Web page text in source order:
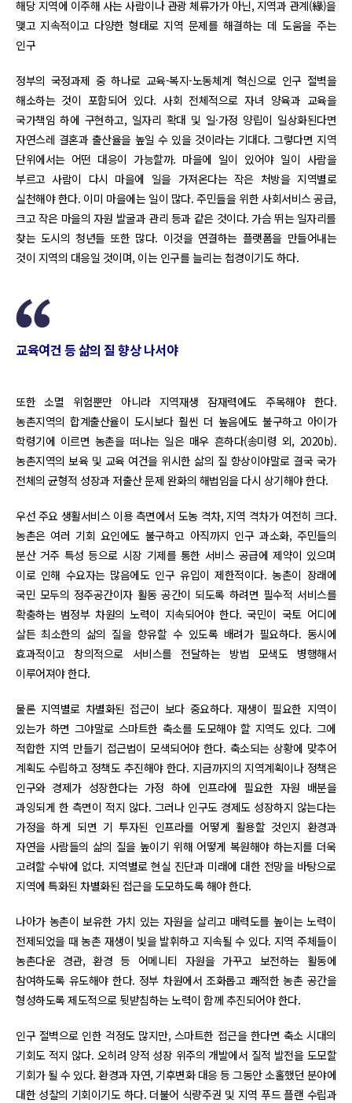
해당 지역에 이주해 사는 사람이나 관광 체류가가 아닌, 지역과 관계(緣)을
맺고 지속적이고 다양한 형태로 지역 문제를 해결하는 데 도움을 주는
인구
정부의 국정과제 중 하나로 교육-복지-노동체계 혁신으로 인구 절벽을
해소하는 것이 포함되어 있다. 사회 전체적으로 자녀 양육과 교육을
국가책임 하에 구현하고, 일자리 확대 및 일·가정 양립이 일상화된다면
자연스레 결혼과 출산율을 높일 수 있을 것이라는 기대다. 그렇다면 지역
단위에서는 어떤 대응이 가능할까. 마을에 일이 있어야 일이 사람을
부르고 사람이 다시 마을에 일을 가져온다는 작은 처방을 지역별로
실천해야 한다. 이미 마을에는 일이 많다. 주민들을 위한 사회서비스 공급,
크고 작은 마을의 자원 발굴과 관리 등과 같은 것이다. 가슴 뛰는 일자리를
찾는 도시의 청년들 또한 많다. 이것을 연결하는 플랫폼을 만들어내는
것이 지역의 대응일 것이며, 이는 인구를 늘리는 첩경이기도 하다.
교육여건 등 삶의 질 향상 나서야
또한 소멸 위험뿐만 아니라 지역재생 잠재력에도 주목해야 한다.
농촌지역의 합계출산율이 도시보다 훨씬 더 높음에도 불구하고 아이가
학령기에 이르면 농촌을 떠나는 일은 매우 흔하다(송미령 외, 2020b).
농촌지역의 보육 및 교육 여건을 위시한 삶의 질 향상이야말로 결국 국가
전체의 균형적 성장과 저출산 문제 완화의 해법임을 다시 상기해야 한다.
우선 주요 생활서비스 이용 측면에서 도농 격차, 지역 격차가 여전히 크다.
농촌은 여러 기회 요인에도 불구하고 아직까지 인구 과소화, 주민들의
분산 거주 특성 등으로 시장 기제를 통한 서비스 공급에 제약이 있으며
이로 인해 수요자는 많음에도 인구 유입이 제한적이다. 농촌이 장래에
국민 모두의 정주공간이자 활동 공간이 되도록 하려면 필수적 서비스를
확충하는 범정부 차원의 노력이 지속되어야 한다. 국민이 국토 어디에
살든 최소한의 삶의 질을 향유할 수 있도록 배려가 필요하다. 동시에
효과적이고 창의적으로 서비스를 전달하는 방법 모색도 병행해서
이루어져야 한다.
물론 지역별로 차별화된 접근이 보다 중요하다. 재생이 필요한 지역이
있는가 하면 그야말로 스마트한 축소를 도모해야 할 지역도 있다. 그에
적합한 지역 만들기 접근법이 모색되어야 한다. 축소되는 상황에 맞추어
계획도 수립하고 정책도 추진해야 한다. 지금까지의 지역계획이나 정책은
인구와 경제가 성장한다는 가정 하에 인프라에 필요한 자원 배분을
과잉되게 한 측면이 적지 않다. 그러나 인구도 경제도 성장하지 않는다는
가정을 하게 되면 기 투자된 인프라를 어떻게 활용할 것인지 환경과
자연을 사람들의 삶의 질을 높이기 위해 어떻게 복원해야 하는지를 더욱
고려할 수밖에 없다. 지역별로 현실 진단과 미래에 대한 전망을 바탕으로
지역에 특화된 차별화된 접근을 도모하도록 해야 한다.
나아가 농촌이 보유한 가치 있는 자원을 살리고 매력도를 높이는 노력이
전제되었을 때 농촌 재생이 빛을 발휘하고 지속될 수 있다. 지역 주체들이
농촌다운 경관, 환경 등 어메니티 자원을 가꾸고 보전하는 활동에
참여하도록 유도해야 한다. 정부 차원에서 조화롭고 쾌적한 농촌 공간을
형성하도록 제도적으로 뒷받침하는 노력이 함께 추진되어야 한다.
인구 절벽으로 인한 걱정도 많지만, 스마트한 접근을 한다면 축소 시대의
기회도 적지 않다. 오히려 양적 성장 위주의 개발에서 질적 발전을 도모할
기회가 될 수 있다. 환경과 자연, 기후변화 대응 등 그동안 소홀했던 분야에
대한 성찰의 기회이기도 하다. 더불어 식량주권 및 지역 푸드 플랜 수립과